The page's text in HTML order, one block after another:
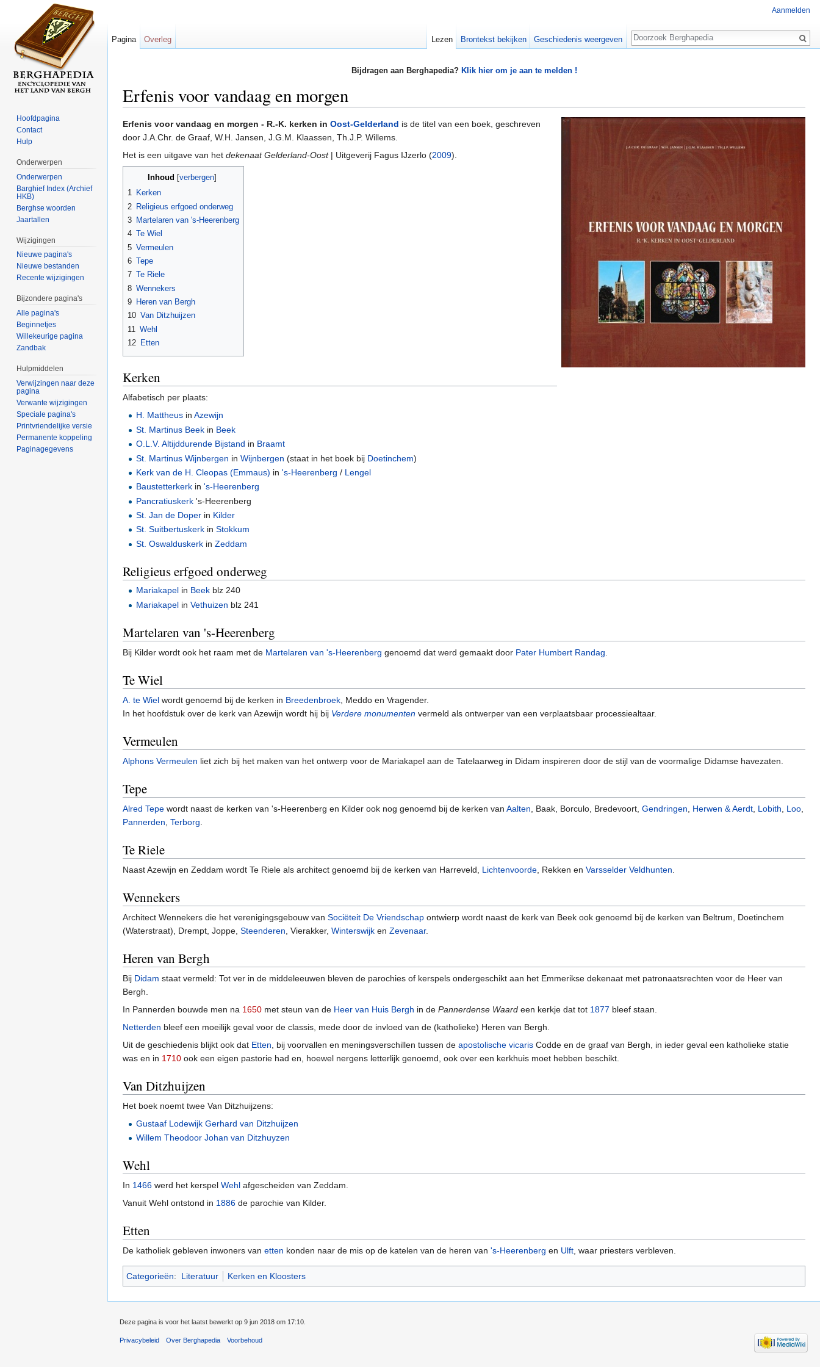
Bijdragen aan Berghapedia? Klik hier om je aan te melden !
Erfenis voor vandaag en morgen
Erfenis voor vandaag en morgen - R.-K. kerken in Oost-Gelderland is de titel van een boek, geschreven
door J.A.Chr. de Graaf, W.H. Jansen, J.G.M. Klaassen, Th.J.P. Willems.
Het is een uitgave van het dekenaat Gelderland-Oost| Uitgeverij Fagus IJzerlo (2009).
Inhoud verbergen
1 Kerken
2 Religieus erfgoed onderweg
3 Martelaren van 's-Heerenberg
4 Te Wiel
5 Vermeulen
6 Tepe
7 Te Riele
8 Wennekers
9 Heren van Bergh
10 Van Ditzhuijzen
11 Wehl
12 Etten
Kerken
Alfabetisch per plaats:
H. Mattheus inAzewijn
St. Martinus Beek in Beek
O.L.V. Altijddurende Bijstand in Braamt
St. Martinus Wijnbergen inWijnbergen (staat in het boek bij Doetinchem)
Kerk van de H. Cleopas (Emmaus) in's-Heerenberg / Lengel
Baustetterkerk in's-Heerenberg
Pancratiuskerk 's-Heerenberg
St. Jan de Doper in Kilder
St. Suitbertuskerk inStokkum
St. Oswalduskerk inZeddam
Religieus erfgoed onderweg
Mariakapel in Beek blz 240
Mariakapel inVethuizen blz 241
Martelaren van 's-Heerenberg
Bij Kilder wordt ook het raam met de Martelaren van 's-Heerenberg genoemd dat werd gemaakt door Pater Humbert Randag
Te Wiel
A. te Wiel wordt genoemd bij de kerken in Breedenbroek , Meddo en Vragender.
In het hoofdstuk over de kerk van Azewijn wordt hij bij Verdere monumenten vermeld als ontwerper van een verplaatsbaar processiealtaar.
Vermeulen
Alphons Vermeulen liet zich bij het maken van het ontwerp voor de Mariakapel aan de Tatelaarweg in Didam inspireren door de stijl van de voormalige Didamse havezaten.
Tepe
Alred Tepe wordt naast de kerken van 's-Heerenberg en Kilder ook nog genoemd bij de kerken van Aalten , Baak, Borculo, Bredevoort, Gendringen Herwen & Aerdt Lobith Loo
Pannerden Terborg
Te Riele
Naast Azewijn en Zeddam wordt Te Riele als architect genoemd bij de kerken van Harreveld, Lichtenvoorde , Rekken en Varsselder Veldhunten
Wennekers
Architect Wennekers die het verenigingsgebouw van Sociëteit De Vriendschap ontwierp wordt naast de kerk van Beek ook genoemd bij de kerken van Beltrum, Doetinchem
(Waterstraat), Drempt, Joppe, Steenderen , Vierakker, Winterswijk en Zevenaar.
Heren van Bergh
Bij Didam staat vermeld: Tot ver in de middeleeuwen bleven de parochies of kerspels ondergeschikt aan het Emmerikse dekenaat met patronaatsrechten voor de Heer van
Bergh.
In Pannerden bouwde men na 1650 met steun van de Heer van Huis Bergh in de Pannerdense Waard een kerkje dat tot 1877 bleef staan.
Netterden bleef een moeilijk geval voor de classis, mede door de invloed van de (katholieke) Heren van Bergh.
Uit de geschiedenis blijkt ook dat Etten , bij voorvallen en meningsverschillen tussen de apostolische vicaris Codde en de graaf van Bergh, in ieder geval een katholieke statie
was en in 1710 ook een eigen pastorie had en, hoewel nergens letterlijk genoemd, ook over een kerkhuis moet hebben beschikt.
Van Ditzhuijzen
Het boek noemt twee Van Ditzhuijzens:
Gustaaf Lodewijk Gerhard van Ditzhuijzen
Willem Theodoor Johan van Ditzhuyzen
Wehl
In 1466 werd het kerspel Wehl afgescheiden van Zeddam.
Vanuit Wehl ontstond in 1886 de parochie van Kilder.
Etten
De katholiek gebleven inwoners van etten konden naar de mis op de katelen van de heren van 's-Heerenberg en Ulft , waar priesters verbleven.
Categorieën: Literatuur Kerken en Kloosters
Aanmelden
Pagina Overleg Lezen Brontekst bekijken Geschiedenis weergeven
Zoeken
Hoofdpagina
Contact
Hulp
Onderwerpen
Onderwerpen
Barghief Index (Archief
HKB)
Berghse woorden
Jaartallen
Wijzigingen
Nieuwe pagina's
Nieuwe bestanden
Recente wijzigingen
Bijzondere pagina's
Alle pagina's
Beginnetjes
Willekeurige pagina
Zandbak
Hulpmiddelen
Verwijzingen naar deze
pagina
Verwante wijzigingen
Speciale pagina's
Printvriendelijke versie
Permanente koppeling
Paginagegevens
Deze pagina is voor het laatst bewerkt op 9 jun 2018 om 17:10.
Privacybeleid Over Berghapedia Voorbehoud